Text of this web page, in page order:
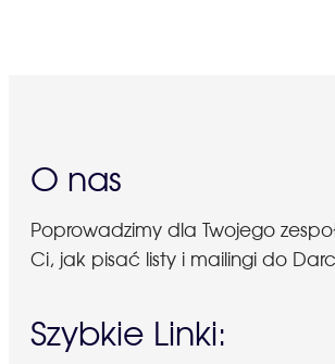
O nas
Poprowadzimy dla Twojego
Ci, jak pisać listy i mailingi do
Szybkie Linki: